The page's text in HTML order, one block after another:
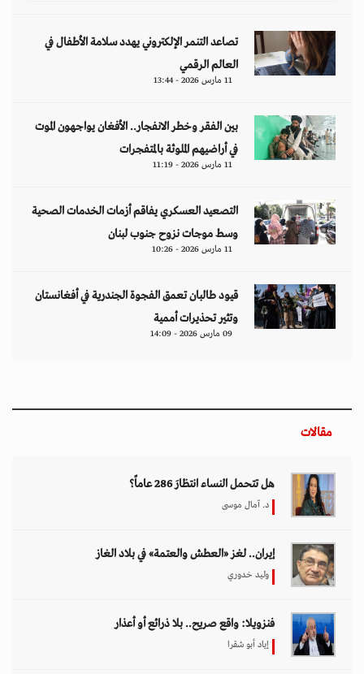
تصاعد التنمر الإلكتروني يهدد سلامة الأطفال في
العالم الرقمي
11 مارس 2026 - 13:44
بين الفقر وخطر الانفجار.. الأفغان يواجهون الموت
في أراضيهم الملوثة بالمتفجرات
11 مارس 2026 - 11:19
التصعيد العسكري يفاقم أزمات الخدمات الصحية
وسط موجات نزوح جنوب لبنان
11 مارس 2026 - 10:26
قيود طالبان تعمق الفجوة الجندرية في أفغانستان
وتثير تحذيرات أممية
09 مارس 2026 - 14:09
مقالات
هل تتحمل النساء انتظارَ 286 عاماً؟
د. آمال موسى
إيران.. لغز «العطش والعتمة» في بلاد الغاز
وليد خدوري
فنزويلا: واقع صريح.. بلا ذرائع أو أعذار
إياد أبو شقرا